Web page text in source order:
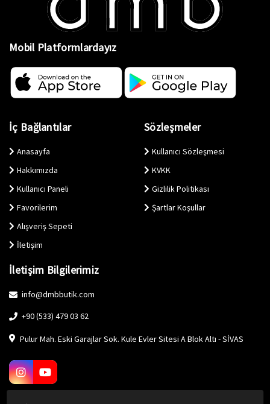
Mobil Platformlardayız
İç Bağlantılar
Anasayfa
Hakkımızda
Kullanıcı Paneli
Favorilerim
Alışveriş Sepeti
İletişim
Sözleşmeler
Kullanıcı Sözleşmesi
KVKK
Gizlilik Politikası
Şartlar Koşullar
İletişim Bilgilerimiz
info@dmbbutik.com
+90 (533) 479 03 62
Pulur Mah. Eski Garajlar Sok. Kule Evler Sitesi A Blok Altı - SİVAS